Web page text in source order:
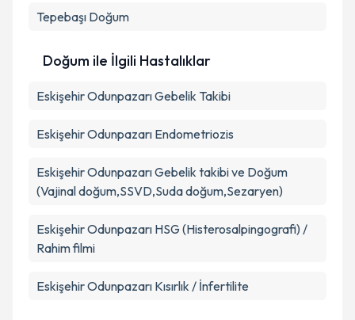
Tepebaşı Doğum
Doğum ile İlgili Hastalıklar
Eskişehir Odunpazarı Gebelik Takibi
Eskişehir Odunpazarı Endometriozis
Eskişehir Odunpazarı Gebelik takibi ve Doğum
(Vajinal doğum,SSVD,Suda doğum,Sezaryen)
Eskişehir Odunpazarı HSG (Histerosalpingografi) /
Rahim filmi
Eskişehir Odunpazarı Kısırlık / İnfertilite